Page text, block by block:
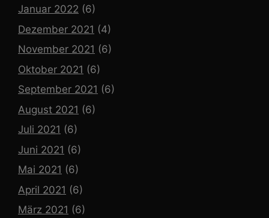
Januar 2022 (6)
Dezember 2021 (4)
November 2021 (6)
Oktober 2021 (6)
September 2021 (6)
August 2021 (6)
Juli 2021 (6)
Juni 2021 (6)
Mai 2021 (6)
April 2021 (6)
März 2021 (6)